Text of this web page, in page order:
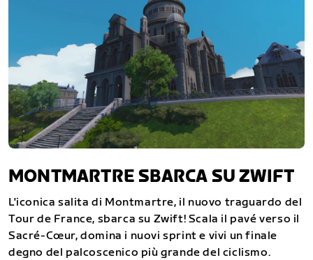
MONTMARTRE SBARCA SU ZWIFT
L'iconica salita di Montmartre, il nuovo traguardo del
Tour de France, sbarca su Zwift! Scala il pavé verso il
Sacré-Cœur, domina i nuovi sprint e vivi un finale
degno del palcoscenico più grande del ciclismo.